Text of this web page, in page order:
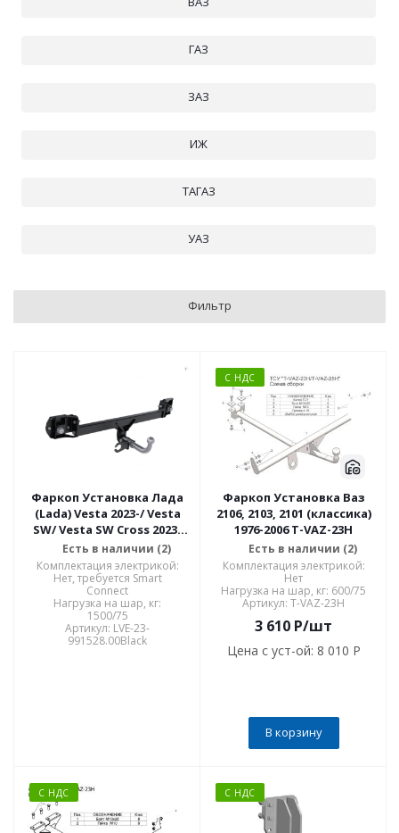
ГАЗ
ЗАЗ
ИЖ
ТАГАЗ
УАЗ
Фильтр
Фаркоп Установка Лада
(Lada) Vesta 2023-/ Vesta
SW/ Vesta SW Cross 2023-
LVE-23-991528.00Black
Есть в наличии (2)
Комплектация электрикой:
Нет, требуется Smart
Connect
Нагрузка на шар, кг:
1500/75
Артикул: LVE-23-
991528.00Black
С НДС
Фаркоп Установка Ваз
2106, 2103, 2101 (классика)
1976-2006 T-VAZ-23H
Есть в наличии (2)
Комплектация электрикой:
Нет
Нагрузка на шар, кг: 600/75
Артикул: T-VAZ-23H
3 610 P/шт
Цена с уст-ой: 8 010 P
В корзину
С НДС С НДС